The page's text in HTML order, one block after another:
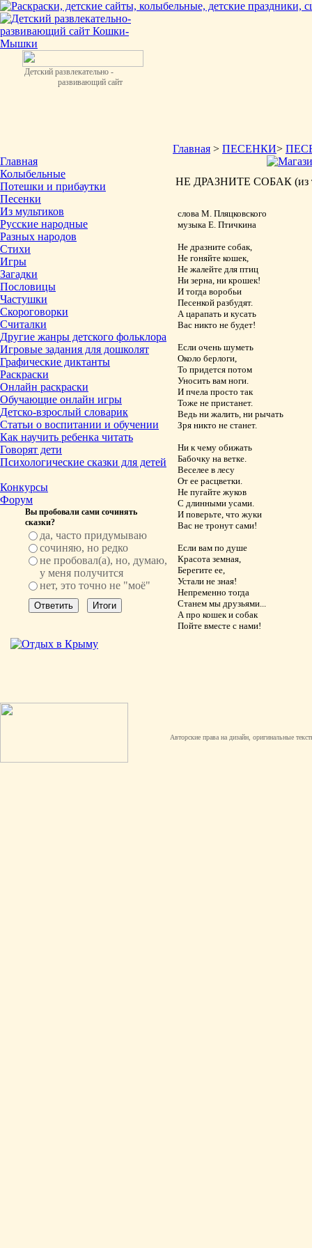
Детский развлекательно -
развивающий сайт
Главная
Колыбельные
Потешки и прибаутки
Песенки
Из мультиков
Русские народные
Разных народов
Стихи
Игры
Загадки
Пословицы
Частушки
Скороговорки
Считалки
Другие жанры детского фольклора
Игровые задания для дошколят
Графические диктанты
Раскраски
Онлайн раскраски
Обучающие онлайн игры
Детско-взрослый словарик
Статьи о воспитании и обучении
Как научить ребенка читать
Говорят дети
Психологические сказки для детей
Конкурсы
Форум
Вы пробовали сами сочинять
сказки?
да, часто придумываю
сочиняю, но редко
не пробовал(а), но, думаю,
у меня получится
нет, это точно не "моё"
Главная > ПЕСЕНКИ>
НЕ ДРАЗНИТЕ СОБАК (из
слова М. Пляцковского
музыка Е. Птичкина
Не дразните собак,
Не гоняйте кошек,
Не жалейте для птиц
Ни зерна, ни крошек!
И тогда воробьи
Песенкой разбудят.
А царапать и кусать
Вас никто не будет!
Если очень шуметь
Около берлоги,
То придется потом
Уносить вам ноги.
И пчела просто так
Тоже не пристанет.
Ведь ни жалить, ни рычать
Зря никто не станет.
Ни к чему обижать
Бабочку на ветке.
Веселее в лесу
От ее расцветки.
Не пугайте жуков
С длинными усами.
И поверьте, что жуки
Вас не тронут сами!
Если вам по душе
Красота земная,
Берегите ее,
Устали не зная!
Непременно тогда
Станем мы друзьями...
А про кошек и собак
Пойте вместе с нами!
Авторские права на дизайн, оригинальные